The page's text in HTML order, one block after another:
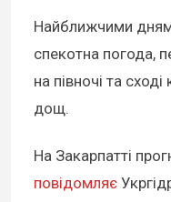
Найближчими
спекотна погода,
на півночі та
дощ.
На Закарпатті
повідомляє